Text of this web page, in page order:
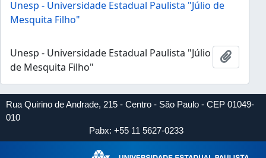
Unesp - Universidade Estadual Paulista "Júlio de
Mesquita Filho"
Unesp - Universidade Estadual Paulista "Júlio
de Mesquita Filho"
Add to
Rua Quirino de Andrade, 215 - Centro - São Paulo - CEP 01049-
010
Pabx: +55 11 5627-0233